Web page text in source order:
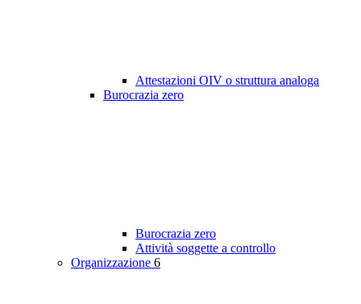
Attestazioni OIV o struttura analoga
Burocrazia zero
Burocrazia zero
Attività soggette a controllo
Organizzazione 6